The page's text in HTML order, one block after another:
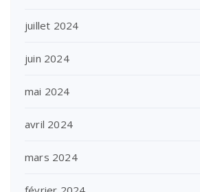
juillet 2024
juin 2024
mai 2024
avril 2024
mars 2024